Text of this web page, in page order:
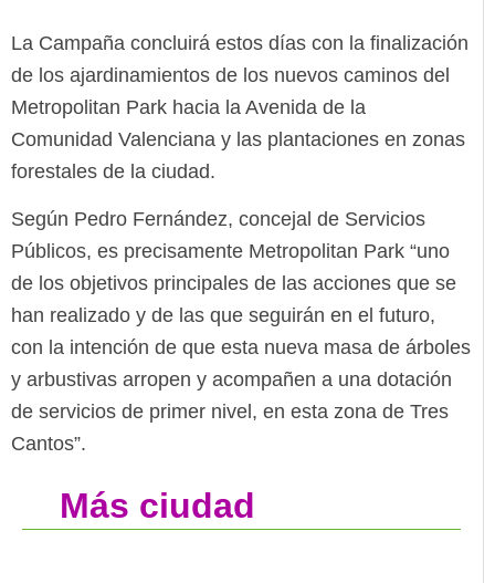
La Campaña concluirá estos días con la finalización
de los ajardinamientos de los nuevos caminos del
Metropolitan Park hacia la Avenida de la
Comunidad Valenciana y las plantaciones en zonas
forestales de la ciudad.
Según Pedro Fernández, concejal de Servicios
Públicos, es precisamente Metropolitan Park “uno
de los objetivos principales de las acciones que se
han realizado y de las que seguirán en el futuro,
con la intención de que esta nueva masa de árboles
y arbustivas arropen y acompañen a una dotación
de servicios de primer nivel, en esta zona de Tres
Cantos”.
Más ciudad